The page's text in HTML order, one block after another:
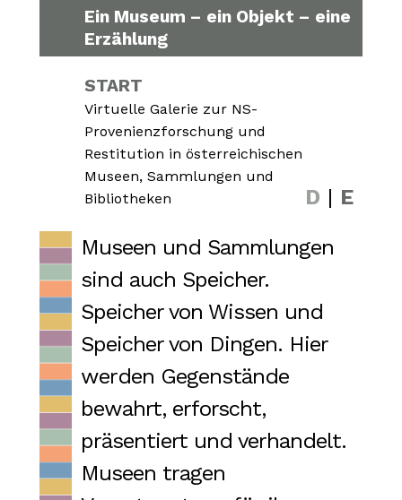
Ein Museum – ein Objekt – eine
Erzählung
START
Virtuelle Galerie zur NS-
Provenienzforschung und
Restitution in österreichischen
Museen, Sammlungen und
Bibliotheken
D | E
Museen und Sammlungen
sind auch Speicher.
Speicher von Wissen und
Speicher von Dingen. Hier
werden Gegenstände
bewahrt, erforscht,
präsentiert und verhandelt.
Museen tragen